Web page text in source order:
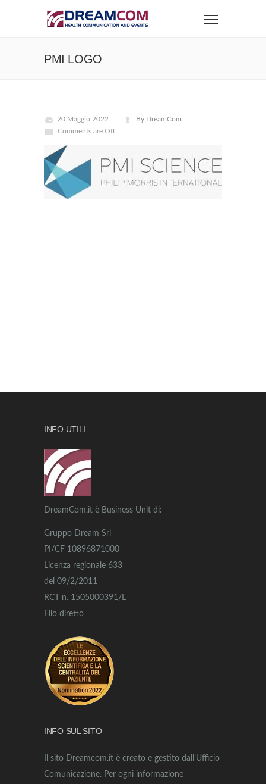
PMI LOGO
20 Maggio 2022
By DreamCom
Comments are Off
INFO UTILI
DreamCom,it è Business Unit di:
Gruppo Dream Srl
PI/CF 10896871000
Licenza regionale 633
del 09/2/2011
RCT n. 1505000391/L
Filo diretto
INFO SUL SITO
Il sito Dreamcom.it è creato e gestito dall’Ufficio
Comunicazione. Per ogni informazione